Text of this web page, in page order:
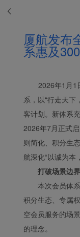
厦航发布
系惠及
2026年1月1
系，以“行走天下
客计划。新体系
2026年7月正式
则简化、积分生
航深化“以诚为本
打破场景边
本次会员体系
积分生态、专属
空会员服务的场
的理念。
型